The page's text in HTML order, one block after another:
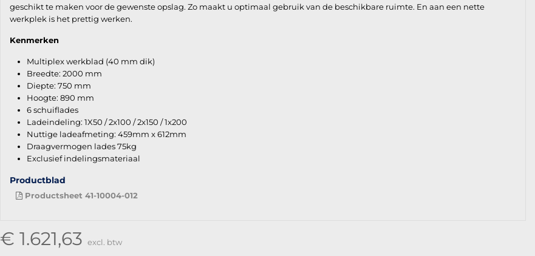
geschikt te maken voor de gewenste opslag. Zo maakt u optimaal gebruik van de beschikbare ruimte. En aan een nette
werkplek is het prettig werken.
Kenmerken
Multiplex werkblad (40 mm dik)
Breedte: 2000 mm
Diepte: 750 mm
Hoogte: 890 mm
6 schuiflades
Ladeindeling: 1X50 / 2x100 / 2x150 / 1x200
Nuttige ladeafmeting: 459mm x 612mm
Draagvermogen lades 75kg
Exclusief indelingsmateriaal
Productblad
Productsheet 41-10004-012
€ 1.621,63 excl. btw